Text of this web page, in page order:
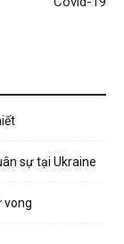
sự tại Ukraine
vong